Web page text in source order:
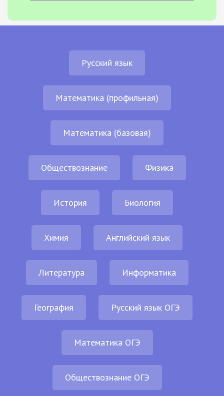
Русский язык
Математика (профильная)
Математика (базовая)
Обществознание Физика
История Биология
Химия Английский язык
Литература Информатика
География Русский язык ОГЭ
Математика ОГЭ
Обществознание ОГЭ